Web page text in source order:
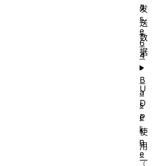
发
送
数
据
。
U
D
P
使
用
一
a
s
e
6
4
B
a
s
e
li
n
e